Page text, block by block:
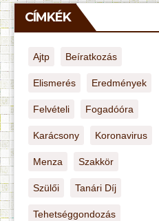
CÍMKÉK
Ajtp Beíratkozás
Elismerés Eredmények
Felvételi Fogadóóra
Karácsony Koronavirus
Menza Szakkör
Szülői Tanári Díj
Tehetséggondozás